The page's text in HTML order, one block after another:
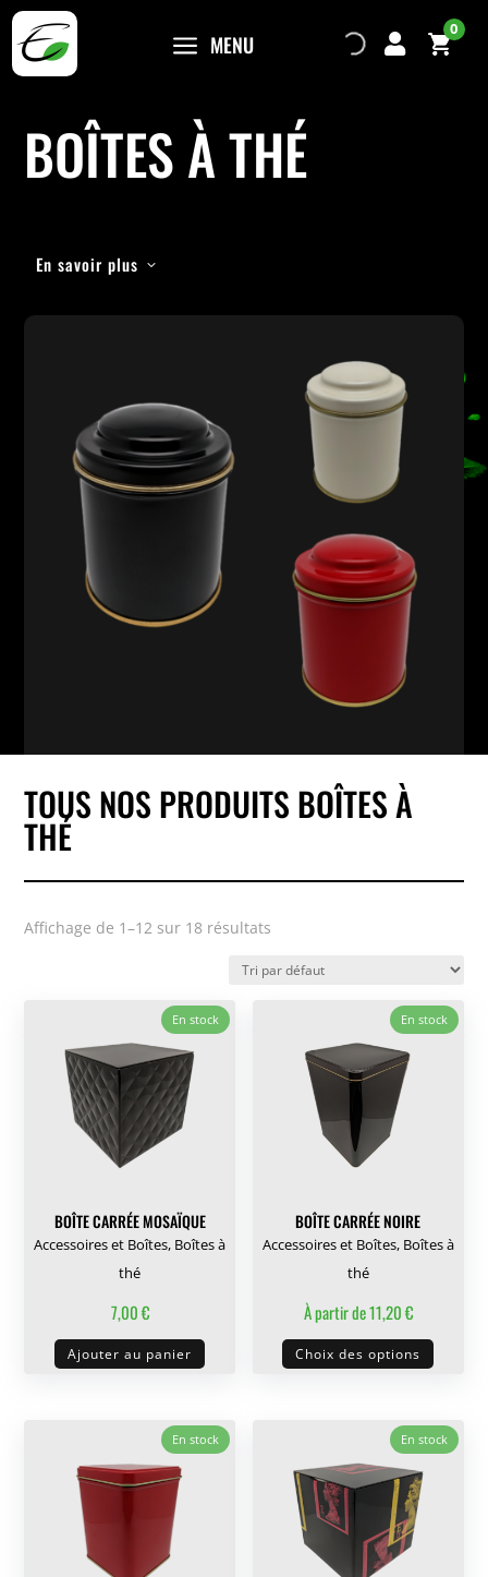
a MENU 
0
BOÎTES À THÉ
En savoir plus
TOUS NOS PRODUITS BOÎTES À
THÉ
Affichage de 1–12 sur 18 résultats
En stock
BOÎTE CARRÉE MOSAÏQUE
Accessoires et Boîtes, Boîtes à
thé
7,00€
Ajouter au panier
En stock
BOÎTE CARRÉE NOIRE
Accessoires et Boîtes, Boîtes à
thé
À partir de11,20€
Choix des options
Ce
produit
En stock En stock